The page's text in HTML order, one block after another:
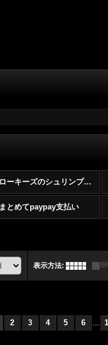
ローキーズのシュリンプ1匹売りコーナー
まとめてpaypay支払い
表示方法:
2 3 4 5 6 ...